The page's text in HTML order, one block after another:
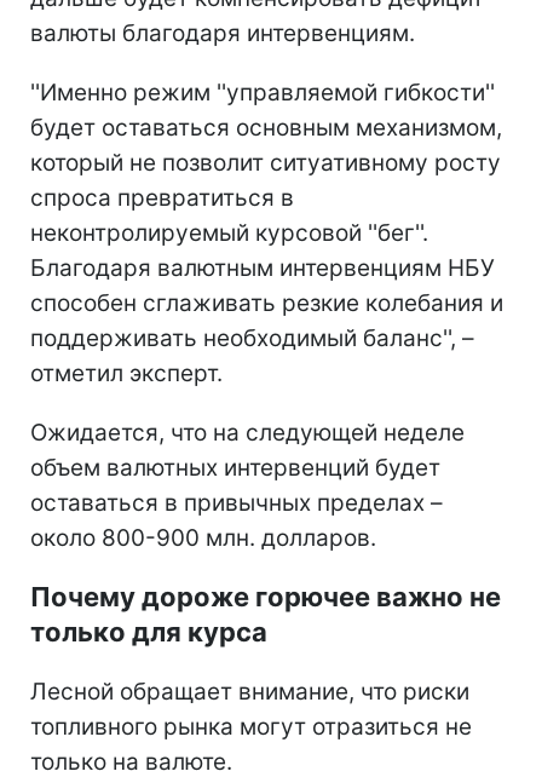
валюты благодаря интервенциям.
''Именно режим ''управляемой гибкости''
будет оставаться основным механизмом,
который не позволит ситуативному росту
спроса превратиться в
неконтролируемый курсовой ''бег''.
Благодаря валютным интервенциям НБУ
способен сглаживать резкие колебания и
поддерживать необходимый баланс'', –
отметил эксперт.
Ожидается, что на следующей неделе
объем валютных интервенций будет
оставаться в привычных пределах –
около 800-900 млн. долларов.
Почему дороже горючее важно не
только для курса
Лесной обращает внимание, что риски
топливного рынка могут отразиться не
только на валюте.